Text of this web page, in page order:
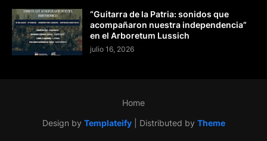
“Guitarra de la Patria: sonidos que
acompañaron nuestra independencia”
en el Arboretum Lussich
julio 16, 2026
Design by Templateify| Distributed by Theme
Home